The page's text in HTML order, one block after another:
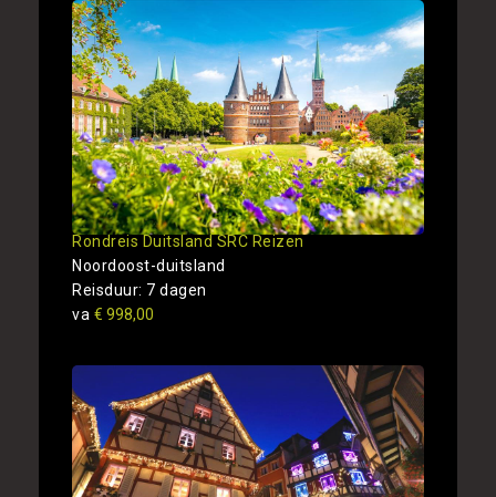
Rondreis Duitsland SRC Reizen
Noordoost-duitsland
Reisduur: 7 dagen
va € 998,00